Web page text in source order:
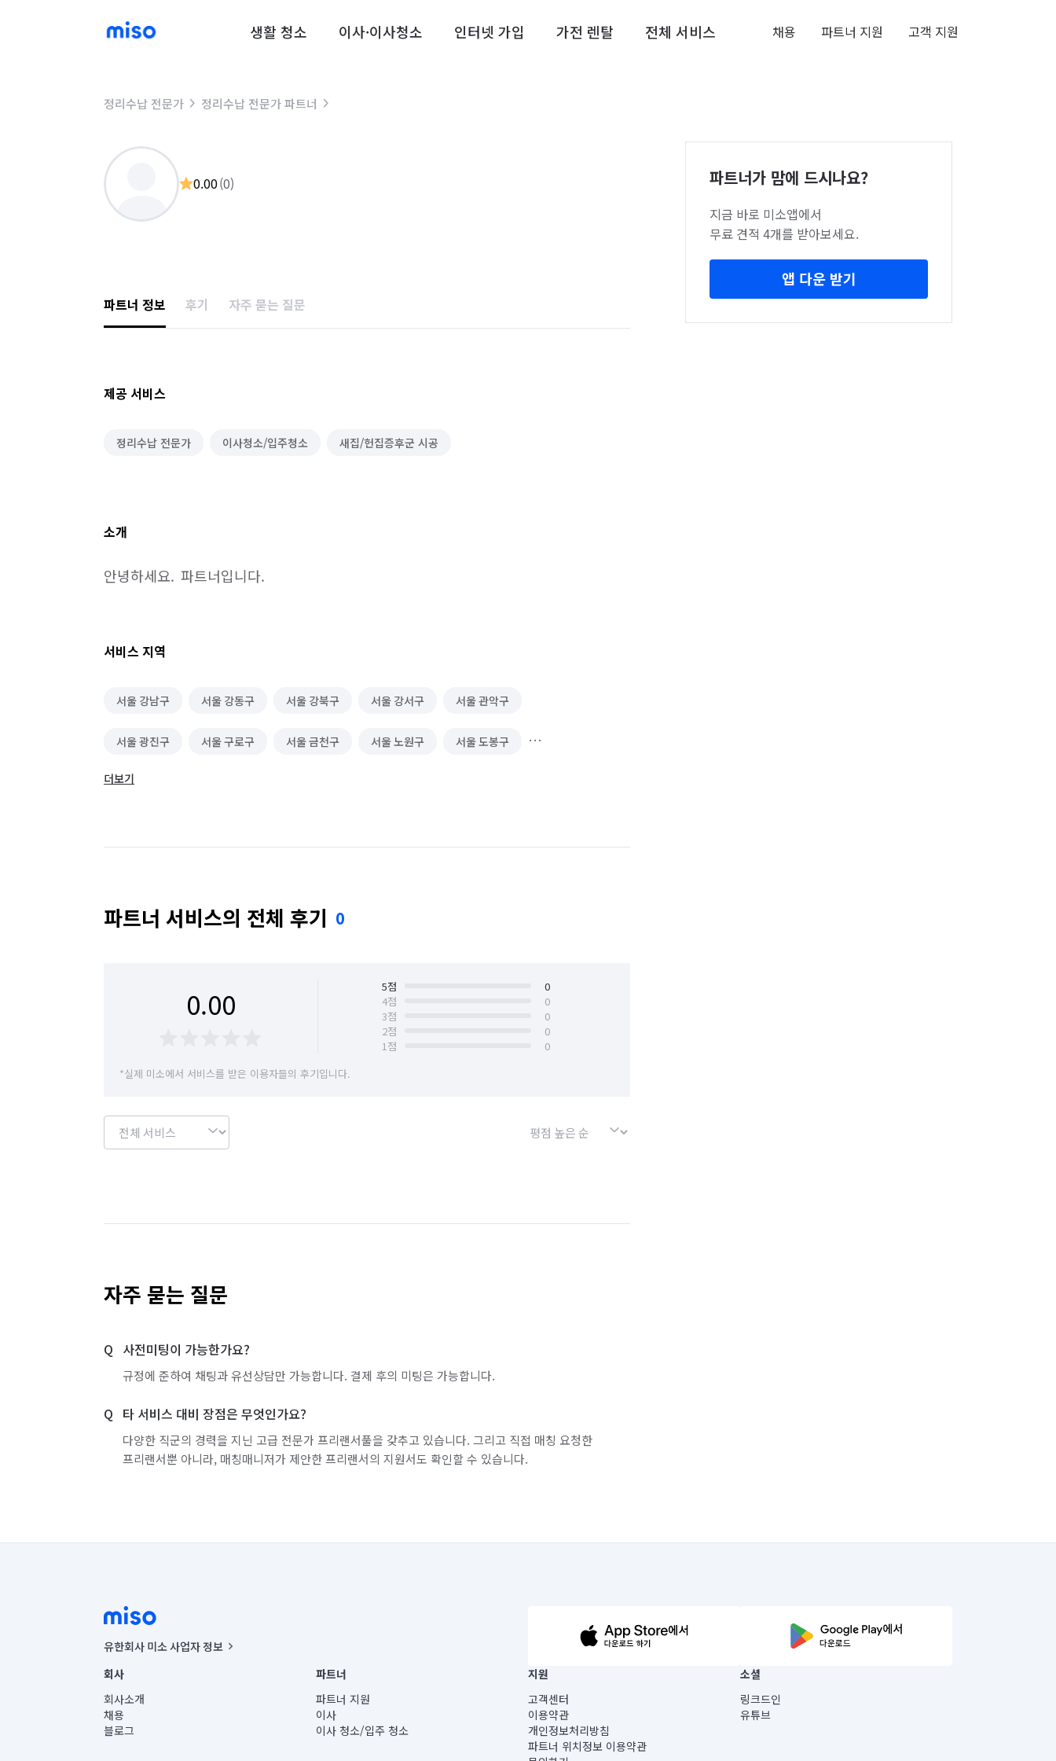
생활 청소 이사·이사청소 인터넷 가입 가전 렌탈 전체 서비스 채용 파트너 지원 고객 지원
정리수납 전문가 정리수납 전문가 파트너
0.00(0)
파트너 정보 후기 자주 묻는 질문
제공 서비스
정리수납 전문가 이사청소/입주청소 새집/헌집증후군 시공
소개
안녕하세요.  파트너입니다.
서비스 지역
서울 강남구 서울 강동구 서울 강북구 서울 강서구 서울 관악구
서울 광진구 서울 구로구 서울 금천구 서울 노원구 서울 도봉구
서울 동대문구
더보기
파트너 서비스의 전체 후기 0
0.00 5점
0
4점
0
3점
0
2점
0
1점
0
*실제 미소에서 서비스를 받은 이용자들의 후기입니다.
자주 묻는 질문
사전미팅이 가능한가요?
규정에 준하여 채팅과 유선상담만 가능합니다. 결제 후의 미팅은 가능합니다.
타 서비스 대비 장점은 무엇인가요?
다양한 직군의 경력을 지닌 고급 전문가 프리랜서풀을 갖추고 있습니다. 그리고 직접 매칭 요청한
프리랜서뿐 아니라, 매칭매니저가 제안한 프리랜서의 지원서도 확인할 수 있습니다.
파트너가 맘에 드시나요?
지금 바로 미소앱에서
무료 견적 4개를 받아보세요.
앱 다운 받기
유한회사 미소 사업자 정보
사업자등록번호 : 291-87-00271 | 인허가번호 : 2016-3220163-14-5-00019 |
통신판매신고번호 : 2024-서울종로-1400(공정거래위원회 정보) |
대표이사 : CHING VICTOR COLUMBIA RHEE
주소 | 본사: 서울특별시 종로구 율곡로 6(중학동, 트윈트리빌딩) B동 5층
컨택센터 : 서울특별시 종로구 수송동 율곡로 24, 7층, 8층 미소
회사
회사소개
채용
블로그
파트너
파트너 지원
이사
이사 청소/입주 청소
지원
고객센터
이용약관
개인정보처리방침
파트너 위치정보 이용약관
소셜
링크드인
유튜브